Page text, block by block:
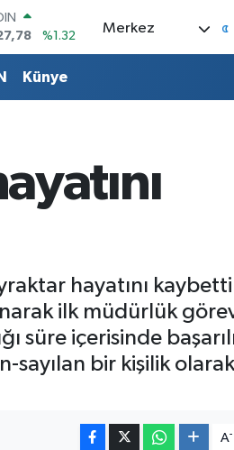
%1.32
%0.18
%0.54
%11
Merkez
Künye
hayatını
ilk müdürlük
süre içerisinde
sayılan bir kişilik olarak
A-